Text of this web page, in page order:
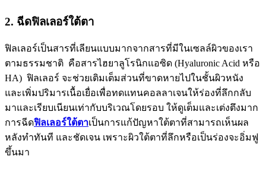
2. ฉีดฟิลเลอร์ใต้ตา
ฟิลเลอร์เป็นสารที่เลียนแบบมากจากสารที่มีในเซลล์ผิวของเรา
ตามธรรมชาติ คือสารไฮยาลูโรนิกแอซิด (Hyaluronic Acid หรือ
HA) ฟิลเลอร์ จะช่วยเติมเต็มส่วนที่ขาดหายไปในชั้นผิวหนัง
และเพิ่มปริมารเนื้อเยื่อเพื่อทดแทนคอลลาเจนให้ร่องที่ลึกกลับ
มาและเรียบเนียนเท่ากับบริเวณโดยรอบ ให้ดูเต็มและเต่งตึงมาก
การฉีดฟิลเลอร์ใต้ตาเป็นการแก้ปัญหาใต้ตาที่สามารถเห็นผล
หลังทำทันที และชัดเจน เพราะผิวใต้ตาที่ลึกหรือเป็นร่องจะอิ่มฟู
ขึ้นมา